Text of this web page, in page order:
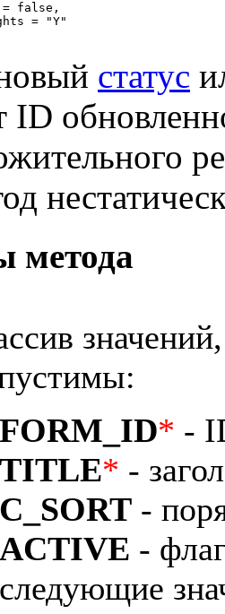
статус
ID
метода
FORM_ID* -
TITLE* -
C_SORT -
ACTIVE -
следующие